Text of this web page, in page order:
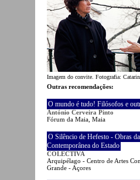
Imagem do convite. Fotografia:
Outras recomendações:
O mundo é tudo! Filósofos e
António Cerveira Pinto
Fórum da Maia, Maia
O Silêncio de Hefesto - Obras
Contemporânea do Estado
COLECTIVA
Arquipélago - Centro de Artes
Grande - Açores